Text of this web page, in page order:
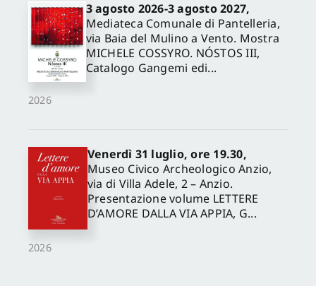
2026
3 agosto 2026-3 agosto 2027,
Mediateca Comunale di Pantelleria,
via Baia del Mulino a Vento. Mostra
MICHELE COSSYRO. NÓSTOS III,
Catalogo Gangemi edi...
2026
Venerdì 31 luglio, ore 19.30,
Museo Civico Archeologico Anzio,
via di Villa Adele, 2 – Anzio.
Presentazione volume LETTERE
D’AMORE DALLA VIA APPIA, G...